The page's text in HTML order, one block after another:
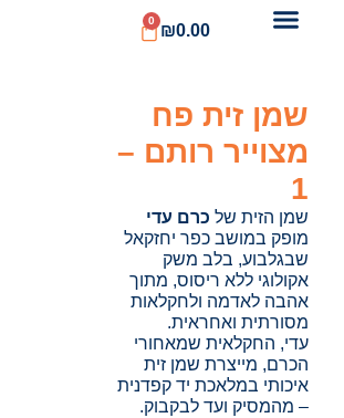
₪0.00
0
שמן זית פח
מצוייר רותם –
1
שמן הזית של כרם עדי
מופק במושב כפר יחזקאל
שבגלבוע, בלב משק
אקולוגי ללא ריסוס, מתוך
אהבה לאדמה ולחקלאות
מסורתית ואחראית.
עדי, החקלאית שמאחורי
הכרם, מייצרת שמן זית
איכותי במלאכת יד קפדנית
– מהמסיק ועד לבקבוק.